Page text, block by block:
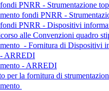
PNRR - Strumentazione
fondi PNRR -
PNRR - Dispositivi
alle Convenzioni quadro
- Fornitura di Dispositivi
ARREDI
- ARREDI
per la fornitura di